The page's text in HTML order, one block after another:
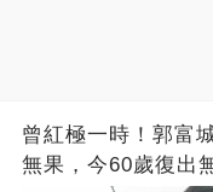
曾紅極一時！郭富
無果，今60歲復出